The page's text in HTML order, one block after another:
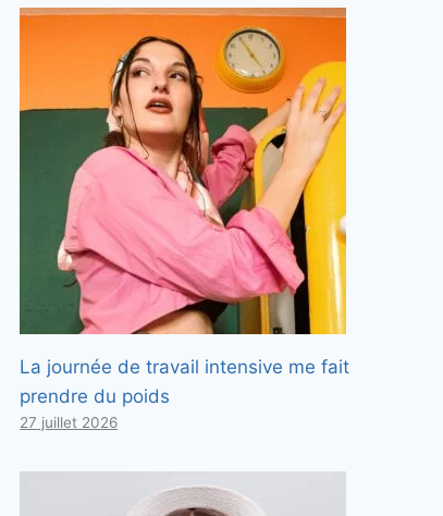
La journée de travail intensive me fait
prendre du poids
27 juillet 2026